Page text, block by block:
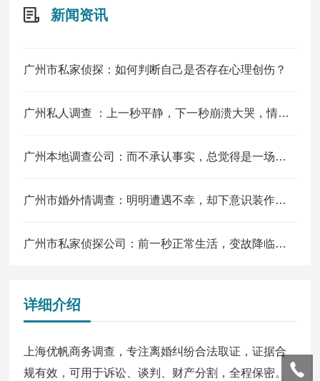
新闻资讯
广州市私家侦探：如何判断自己是否存在心理创伤？
广州私人调查 ：上一秒平静，下一秒崩溃大哭，情绪为何突然失控？
广州本地调查公司：而不承认事实，总觉得是一场梦，醒了就能恢复原样。
广州市婚外情调查：明明遭遇不幸，却下意识装作无事，是害怕旁人看穿吗？
广州市私家侦探公司：前一秒正常生活，变故降临瞬间大脑是空白的吗？
详细介绍
上海优帆商务调查，专注离婚纠纷合法取证，证据合
规有效，可用于诉讼、谈判、财产分割，全程保密。